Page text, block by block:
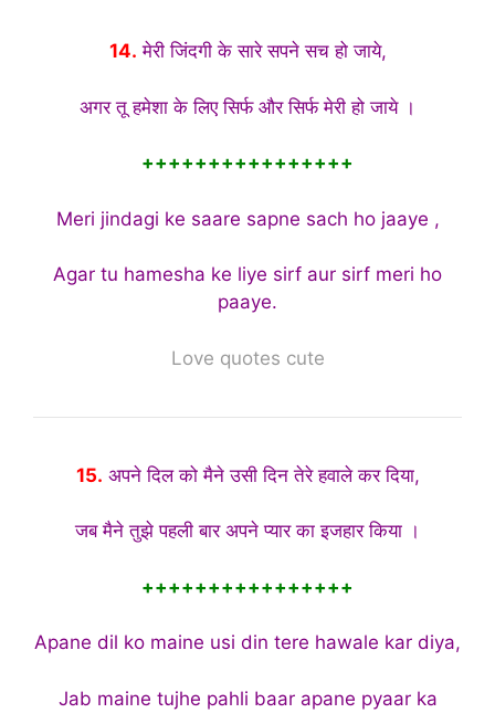
14. मेरी जिंदगी के सारे सपने सच हो जाये,
अगर तू हमेशा के लिए सिर्फ और सिर्फ मेरी हो जाये ।
++++++++++++++++
Meri jindagi ke saare sapne sach ho jaaye ,
Agar tu hamesha ke liye sirf aur sirf meri ho
paaye.
Love quotes cute
15. अपने दिल को मैने उसी दिन तेरे हवाले कर दिया,
जब मैने तुझे पहली बार अपने प्यार का इजहार किया ।
++++++++++++++++
Apane dil ko maine usi din tere hawale kar diya,
Jab maine tujhe pahli baar apane pyaar ka